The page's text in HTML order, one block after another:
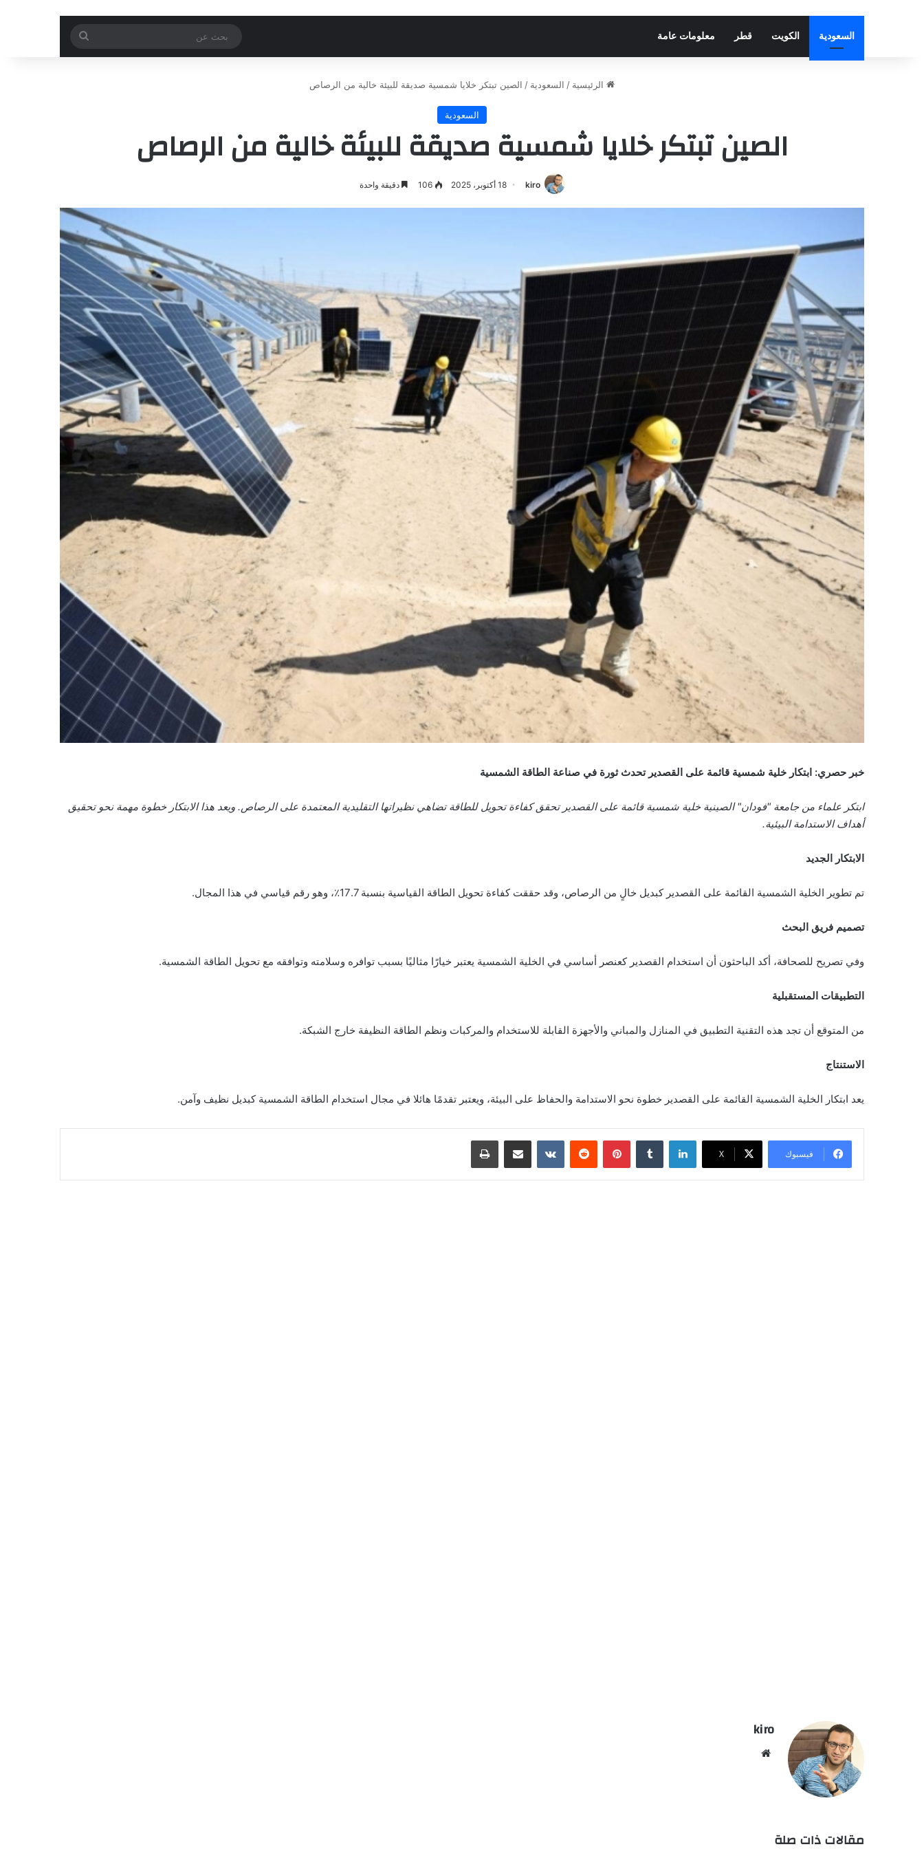
السعودية الكويت قطر معلومات عامة
عن
الرئيسية / السعودية / الصين تبتكر خلايا شمسية صديقة للبيئة خالية من الرصاص
السعودية
الصين تبتكر خلايا شمسية صديقة للبيئة خالية من الرصاص
kiro 18 أكتوبر، 2025 106 دقيقة واحدة
خبر حصري: ابتكار خلية شمسية قائمة على القصدير تحدث ثورة في صناعة الطاقة الشمسية
ابتكر علماء من جامعة "فودان" الصينية خلية شمسية قائمة على القصدير تحقق كفاءة تحويل للطاقة تضاهي نظيراتها التقليدية المعتمدة على الرصاص. ويعد هذا الابتكار خطوة مهمة نحو تحقيق
أهداف الاستدامة البيئية.
الابتكار الجديد
تم تطوير الخلية الشمسية القائمة على القصدير كبديل خالٍ من الرصاص، وقد حققت كفاءة تحويل الطاقة القياسية بنسبة 17.7٪، وهو رقم قياسي في هذا المجال.
تصميم فريق البحث
وفي تصريح للصحافة، أكد الباحثون أن استخدام القصدير كعنصر أساسي في الخلية الشمسية يعتبر خيارًا مثاليًا بسبب توافره وسلامته وتوافقه مع تحويل الطاقة الشمسية.
التطبيقات المستقبلية
من المتوقع أن تجد هذه التقنية التطبيق في المنازل والمباني والأجهزة القابلة للاستخدام والمركبات ونظم الطاقة النظيفة خارج الشبكة.
الاستنتاج
يعد ابتكار الخلية الشمسية القائمة على القصدير خطوة نحو الاستدامة والحفاظ على البيئة، ويعتبر تقدمًا هائلا في مجال استخدام الطاقة الشمسية كبديل نظيف وآمن.
فيسبوك ‫X
لينكدإن بينتيريست
kiro
مقالات ذات صلة